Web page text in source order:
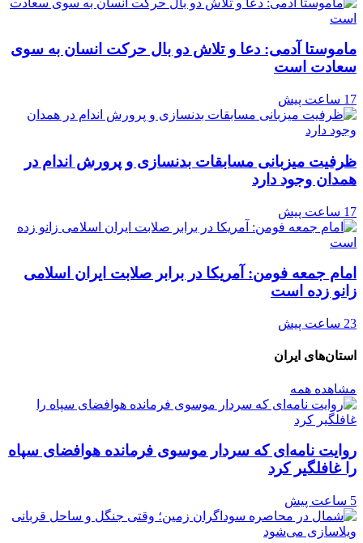
ماموستا آدمی: دعا و تلاش دو بال حرکت انسان به سوی
سعادت است
17 ساعت پیش
ظرفیت میزبانی مسابقات بدنسازی و پرورش اندام در
همدان وجود دارد
17 ساعت پیش
امام جمعه فومن: آمریکا در برابر صلابت ایران اسلامی
زانو زده است
23 ساعت پیش
استان‌های ایران
مشاهده همه
روایت نامه‌ای که سردار موسوی فرمانده هوافضای سپاه
را غافلگیر کرد
5 ساعت پیش